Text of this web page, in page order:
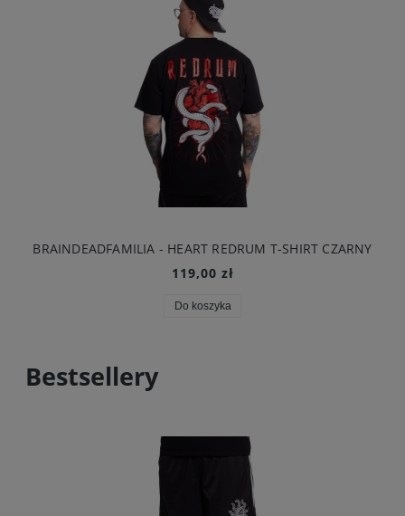
BRAINDEADFAMILIA - HEART REDRUM T-SHIRT CZARNY
119,00 zł
Do koszyka
Bestsellery